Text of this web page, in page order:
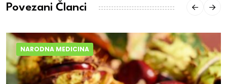
Povezani Članci
NARODNA MEDICINA